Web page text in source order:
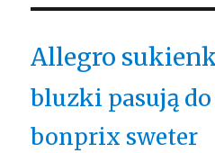
Allegro
bluzki pasują do
bonprix sweter